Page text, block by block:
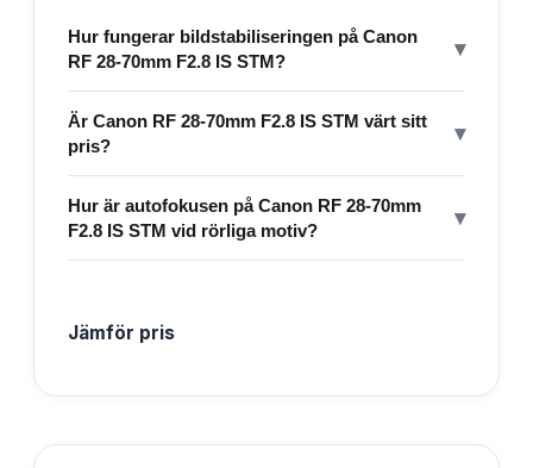
Hur fungerar bildstabiliseringen på Canon
RF 28-70mm F2.8 IS STM?
▾
Är Canon RF 28-70mm F2.8 IS STM värt sitt
pris?
▾
Hur är autofokusen på Canon RF 28-70mm
F2.8 IS STM vid rörliga motiv?
▾
Jämför pris